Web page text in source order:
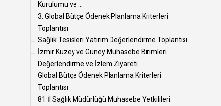
Kurulumu ve ...
3. Global Bütçe Ödenek Planlama Kriterleri
Toplantısı
Sağlık Tesisleri Yatırım Değerlendirme Toplantısı
İzmir Kuzey ve Güney Muhasebe Birimleri
Değerlendirme ve İzlem Ziyareti
Global Bütçe Ödenek Planlama Kriterleri
Toplantısı
81 İl Sağlık Müdürlüğü Muhasebe Yetkilileri